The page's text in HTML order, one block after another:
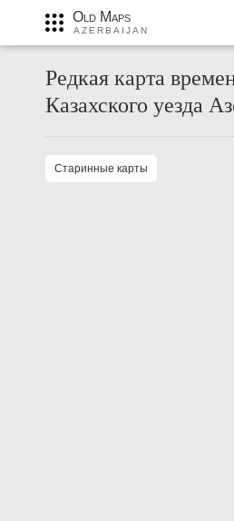
Old Maps
AZERBAIJAN
Редкая карта
Казахского уезда
Старинные карты